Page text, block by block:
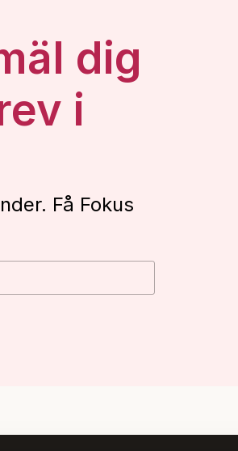
dig
i
Få Fokus